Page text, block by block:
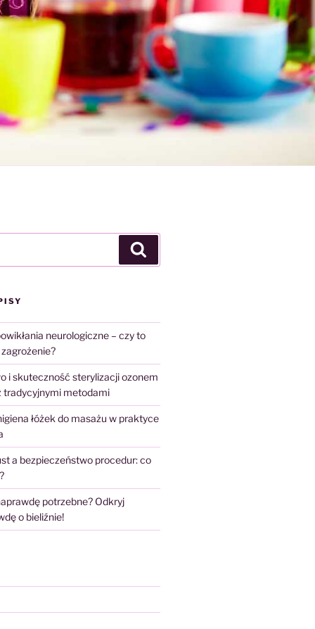
neurologiczne – czy to
i skuteczność sterylizacji ozonem
tradycyjnymi metodami
łóżek do masażu w praktyce
a bezpieczeństwo procedur: co
potrzebne? Odkryj
o bieliźnie!